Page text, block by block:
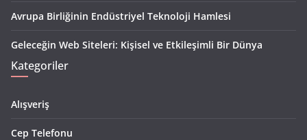
Avrupa Birliğinin Endüstriyel Teknoloji Hamlesi
Geleceğin Web Siteleri: Kişisel ve Etkileşimli Bir Dünya
Kategoriler
Alışveriş
Cep Telefonu